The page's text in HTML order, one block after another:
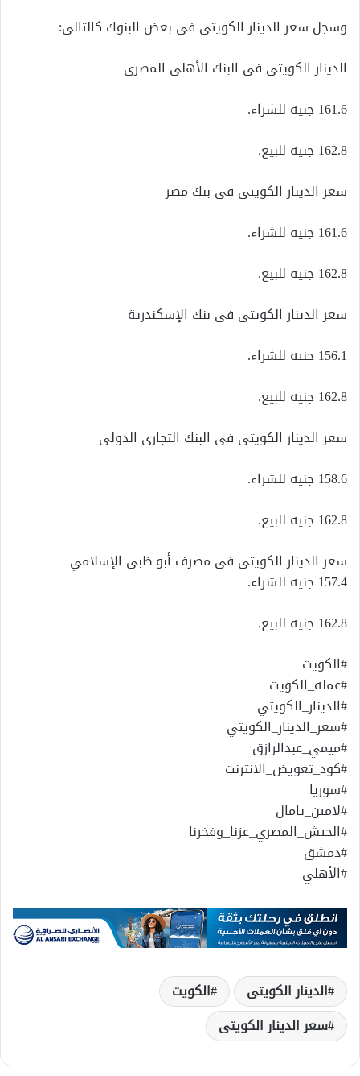
وسجل سعر الدينار الكويتى فى بعض البنوك كالتالى:
الدينار الكويتى فى البنك الأهلى المصرى
161.6 جنيه للشراء.
162.8 جنيه للبيع.
سعر الدينار الكويتى فى بنك مصر
161.6 جنيه للشراء.
162.8 جنيه للبيع.
سعر الدينار الكويتى فى بنك الإسكندرية
156.1 جنيه للشراء.
162.8 جنيه للبيع.
سعر الدينار الكويتى فى البنك التجارى الدولى
158.6 جنيه للشراء.
162.8 جنيه للبيع.
سعر الدينار الكويتى فى مصرف أبو ظبى الإسلامي
157.4 جنيه للشراء.
162.8 جنيه للبيع.
#الكويت
#عملة_الكويت
#الدينار_الكويتي
#سعر_الدينار_الكويتي
#ميمي_عبدالرازق
#كود_تعويض_الانترنت
#سوريا
#لامين_يامال
#الجيش_المصري_عزنا_وفخرنا
#دمشق
#الأهلي
الدينار الكويتى
الكويت
سعر الدينار الكويتى